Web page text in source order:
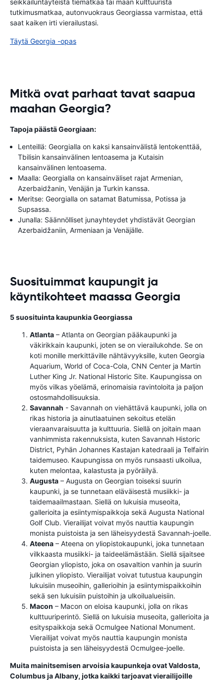
seikkailuntäyteistä tiematkaa tai maan kulttuurista
tutkimusmatkaa, autonvuokraus Georgiassa varmistaa, että
saat kaiken irti vierailustasi.
Täytä Georgia -opas
Mitkä ovat parhaat tavat saapua
maahan Georgia?
Tapoja päästä Georgiaan:
Lenteillä: Georgialla on kaksi kansainvälistä lentokenttää,
Tbilisin kansainvälinen lentoasema ja Kutaisin
kansainvälinen lentoasema.
Maalla: Georgialla on kansainväliset rajat Armenian,
Azerbaidžanin, Venäjän ja Turkin kanssa.
Meritse: Georgialla on satamat Batumissa, Potissa ja
Supsassa.
Junalla: Säännölliset junayhteydet yhdistävät Georgian
Azerbaidžaniin, Armeniaan ja Venäjälle.
Suosituimmat kaupungit ja
käyntikohteet maassa Georgia
5 suosituinta kaupunkia Georgiassa
Atlanta – Atlanta on Georgian pääkaupunki ja
väkirikkain kaupunki, joten se on vierailukohde. Se on
koti monille merkittäville nähtävyyksille, kuten Georgia
Aquarium, World of Coca-Cola, CNN Center ja Martin
Luther King Jr. National Historic Site. Kaupungissa on
myös vilkas yöelämä, erinomaisia ​​ravintoloita ja paljon
ostosmahdollisuuksia.
Savannah - Savannah on viehättävä kaupunki, jolla on
rikas historia ja ainutlaatuinen sekoitus etelän
vieraanvaraisuutta ja kulttuuria. Siellä on joitain maan
vanhimmista rakennuksista, kuten Savannah Historic
District, Pyhän Johannes Kastajan katedraali ja Telfairin
taidemuseo. Kaupungissa on myös runsaasti ulkoilua,
kuten melontaa, kalastusta ja pyöräilyä.
Augusta – Augusta on Georgian toiseksi suurin
kaupunki, ja se tunnetaan eläväisestä musiikki- ja
taidemaailmastaan. Siellä on lukuisia museoita,
gallerioita ja esiintymispaikkoja sekä Augusta National
Golf Club. Vierailijat voivat myös nauttia kaupungin
monista puistoista ja sen läheisyydestä Savannah-joelle.
Ateena – Ateena on yliopistokaupunki, joka tunnetaan
vilkkaasta musiikki- ja taideelämästään. Siellä sijaitsee
Georgian yliopisto, joka on osavaltion vanhin ja suurin
julkinen yliopisto. Vierailijat voivat tutustua kaupungin
lukuisiin museoihin, gallerioihin ja esiintymispaikkoihin
sekä sen lukuisiin puistoihin ja ulkoilualueisiin.
Macon – Macon on eloisa kaupunki, jolla on rikas
kulttuuriperintö. Siellä on lukuisia museoita, gallerioita ja
esityspaikkoja sekä Ocmulgee National Monument.
Vierailijat voivat myös nauttia kaupungin monista
puistoista ja sen läheisyydestä Ocmulgee-joelle.
Muita mainitsemisen arvoisia kaupunkeja ovat Valdosta,
Columbus ja Albany, jotka kaikki tarjoavat vierailijoille